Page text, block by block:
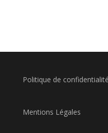
Politique de confidentialité
Mentions Légales